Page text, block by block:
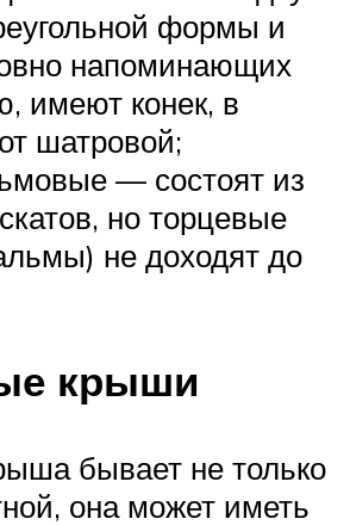
формы и
напоминающих
имеют конек, в
шатровой;
— состоят из
но торцевые
не доходят до
крыши
бывает не только
она может иметь